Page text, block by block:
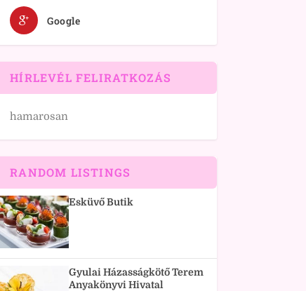
Google
HÍRLEVÉL FELIRATKOZÁS
hamarosan
RANDOM LISTINGS
Esküvő Butik
Gyulai Házasságkötő Terem
Anyakönyvi Hivatal